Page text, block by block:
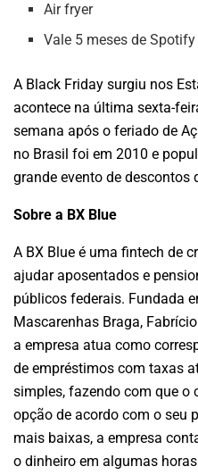
Air fryer
Vale 5 meses de Spotify
A Black Friday surgiu nos
acontece na última sexta-
semana após o feriado de
no Brasil foi em 2010 e
grande evento de descontos
Sobre a BX Blue
A BX Blue é uma fintech de
ajudar aposentados e
públicos federais. Fundada
Mascarenhas Braga,
a empresa atua como
de empréstimos com taxas
simples, fazendo com que o
opção de acordo com o seu
mais baixas, a empresa
o dinheiro em algumas